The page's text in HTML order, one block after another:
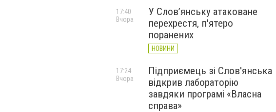
У Слов’янську атаковане
перехрестя, п'ятеро
поранених
НОВИНИ
17:40
Вчора
Підприємець зі Слов'янська
відкрив лабораторію
завдяки програмі «Власна
справа»
17:24
Вчора